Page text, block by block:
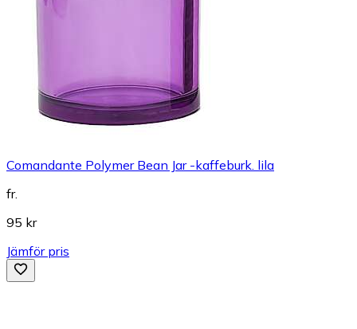
Comandante Polymer Bean Jar -kaffeburk. lila
fr.
95 kr
Jämför pris